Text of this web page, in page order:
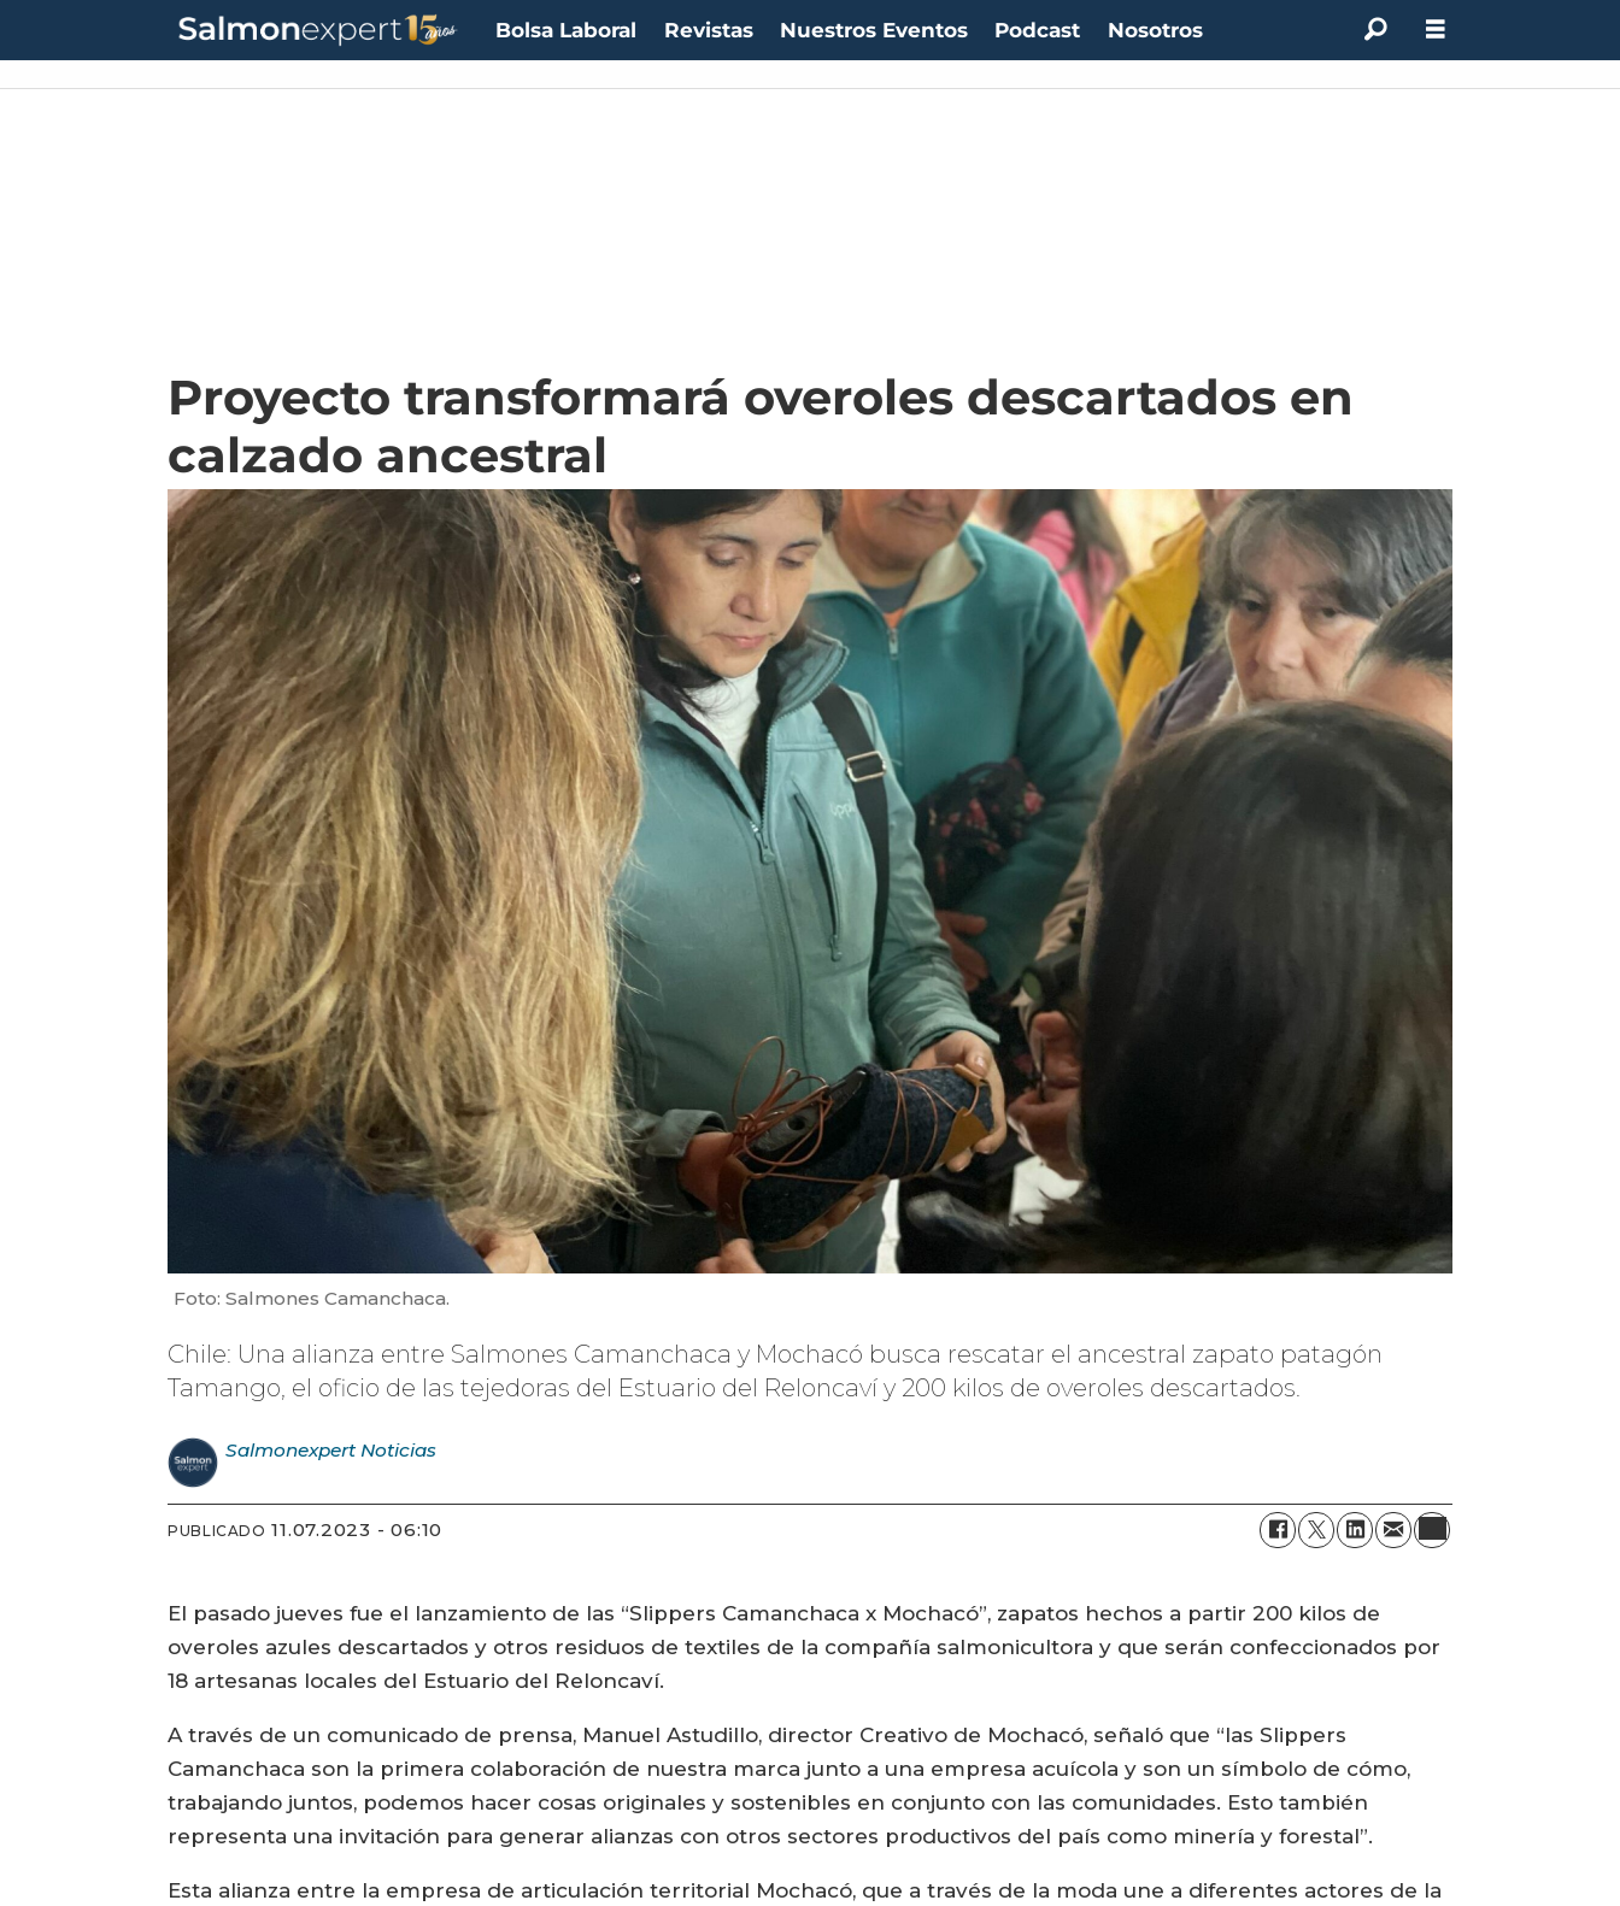
Bolsa Laboral Revistas Nuestros Eventos Podcast Nosotros
Proyecto transformará overoles descartados en
calzado ancestral
Foto: Salmones Camanchaca.
Chile: Una alianza entre Salmones Camanchaca y Mochacó busca rescatar el ancestral zapato patagón
Tamango, el oficio de las tejedoras del Estuario del Reloncaví y 200 kilos de overoles descartados.
Salmonexpert Noticias
PUBLICADO 11.07.2023 - 06:10
El pasado jueves fue el lanzamiento de las “Slippers Camanchaca x Mochacó”, zapatos hechos a partir 200 kilos de
overoles azules descartados y otros residuos de textiles de la compañía salmonicultora y que serán confeccionados por
18 artesanas locales del Estuario del Reloncaví.
A través de un comunicado de prensa, Manuel Astudillo, director Creativo de Mochacó, señaló que “las Slippers
Camanchaca son la primera colaboración de nuestra marca junto a una empresa acuícola y son un símbolo de cómo,
trabajando juntos, podemos hacer cosas originales y sostenibles en conjunto con las comunidades. Esto también
representa una invitación para generar alianzas con otros sectores productivos del país como minería y forestal”.
Esta alianza entre la empresa de articulación territorial Mochacó, que a través de la moda une a diferentes actores de la
ES